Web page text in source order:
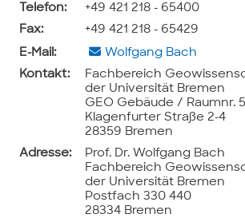
Telefon:
+49 421 218 - 65400
Fax:
+49 421 218 - 65429
E-Mail:
Wolfgang Bach
Kontakt:
Fachbereich
der Universität Bremen
GEO Gebäude / Raumnr.
Klagenfurter Straße 2-4
28359 Bremen
Adresse:
Prof. Dr. Wolfgang Bach
Fachbereich
der Universität Bremen
Postfach 330 440
28334 Bremen